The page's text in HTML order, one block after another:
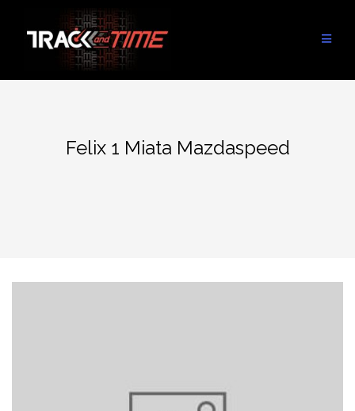
contenu
Felix 1 Miata Mazdaspeed